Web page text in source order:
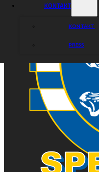
KONTAKT
KONTAKT
PRESS